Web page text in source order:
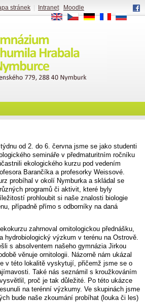
od 2. do 6. června jsme se jako studenti
semináře v předmaturitním ročníku
ekologického kurzu pod vedením
Barančíka a profesorky Weissové.
probíhal v okolí Nymburka a skládal se
programů či aktivit, které byly
prohloubit si naše znalosti biologie
případně přímo s odborníky na daná
zahrnoval ornitologickou přednášku,
hydrobiologický výzkum v terénu na Ostrově.
s absolventem našeho gymnázia Jirkou
věnuje ornitologii. Názorně nám ukázal
v této lokalitě vyskytují, přičemž jsme se o
Také nás seznámil s kroužkováním
proč je tak důležité. Po této ukázce
na terénní výzkumy. Ve skupinách jsme
bude naše zkoumání probíhat (louka či les)
stránek Intranet|
Moodle
EN
CS DE FR RU